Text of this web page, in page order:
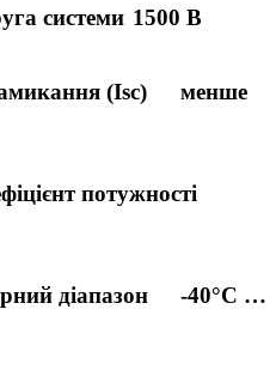
системи 1500 В
(Isc)
менше
потужності
діапазон
-40°C …